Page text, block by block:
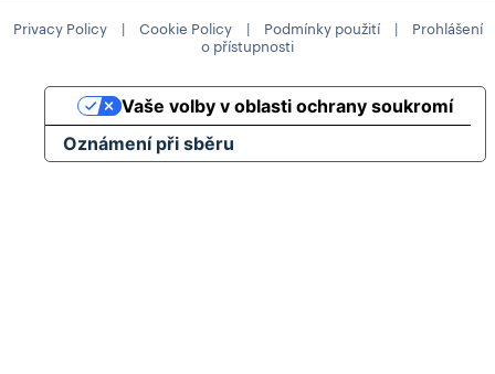
Privacy Policy | Cookie Policy | Podmínky použití |
Prohlášení
o přístupnosti
Oznámení při sběru
Vaše volby v oblasti ochrany soukromí